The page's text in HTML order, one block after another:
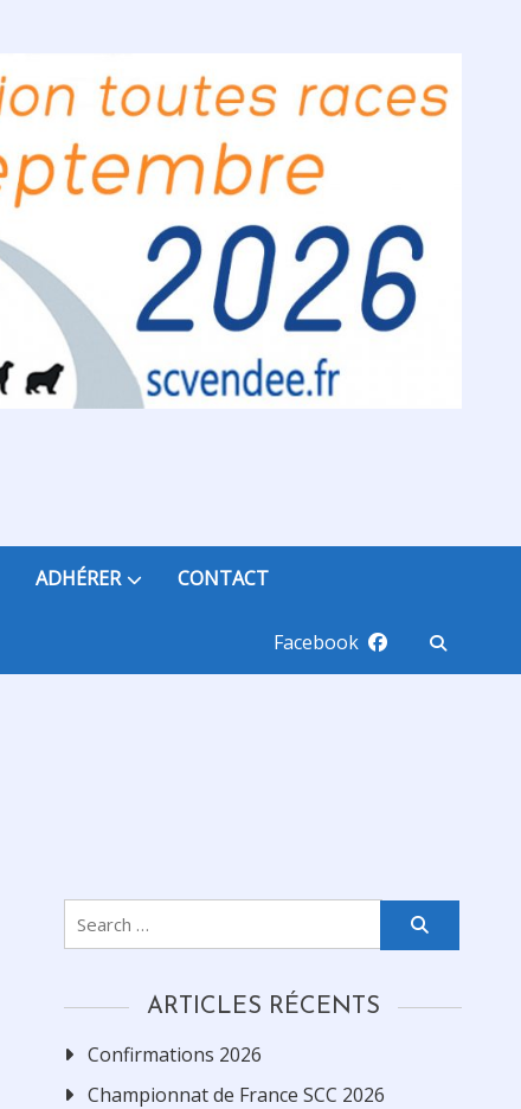
ADHÉRER CONTACT
Facebook
Search
for:
ARTICLES RÉCENTS
Confirmations 2026
Championnat de France SCC 2026